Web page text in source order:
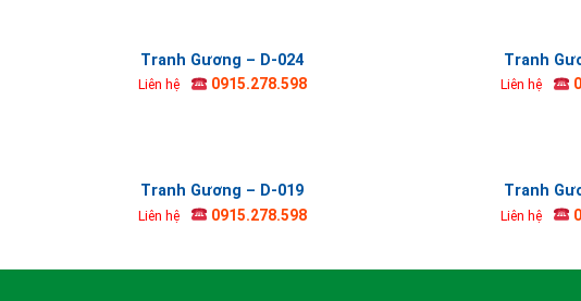
Tranh Gương – D-024
Liên hệ 0915.278.598
Tranh
Liên hệ
Tranh Gương – D-019
Liên hệ 0915.278.598
Tranh
Liên hệ